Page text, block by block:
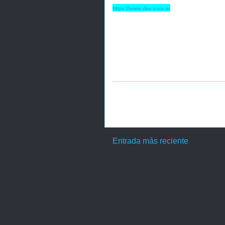
https://www.dae.com.ar
Entrada más reciente